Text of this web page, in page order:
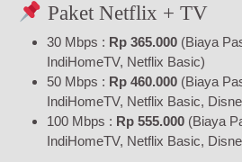
Paket Netflix + TV
30 Mbps : Rp 365.000 (Biaya
IndiHomeTV, Netflix Basic)
50 Mbps : Rp 460.000 (Biaya
IndiHomeTV, Netflix Basic,
100 Mbps : Rp 555.000 (Biaya
IndiHomeTV, Netflix Basic,